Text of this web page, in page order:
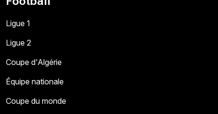
Ligue 1
Ligue 2
Coupe d'Algérie
Équipe nationale
Coupe du monde